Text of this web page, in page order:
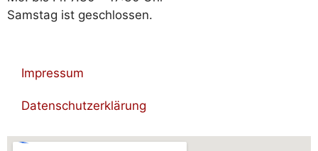
Samstag ist geschlossen.
Impressum
Datenschutzerklärung